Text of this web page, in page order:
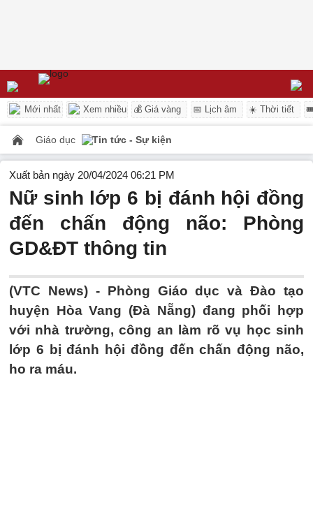
Mới nhất Xem nhiều 💰 Giá vàng 📅 Lịch âm ☀️ Thời tiết
Giáo dục Tin tức - Sự kiện
Xuất bản ngày 20/04/2024 06:21 PM
Nữ sinh lớp 6 bị đánh hội đồng
đến chấn động não: Phòng
GD&ĐT thông tin
(VTC News) - Phòng Giáo dục và Đào tạo
huyện Hòa Vang (Đà Nẵng) đang phối hợp
với nhà trường, công an làm rõ vụ học sinh
lớp 6 bị đánh hội đồng đến chấn động não,
ho ra máu.